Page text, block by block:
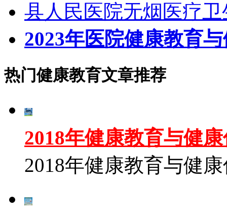
县人民医院无烟医疗
2023年医院健康教育
热门健康教育文章推荐
2018年健康教育与健
2018年健康教育与健